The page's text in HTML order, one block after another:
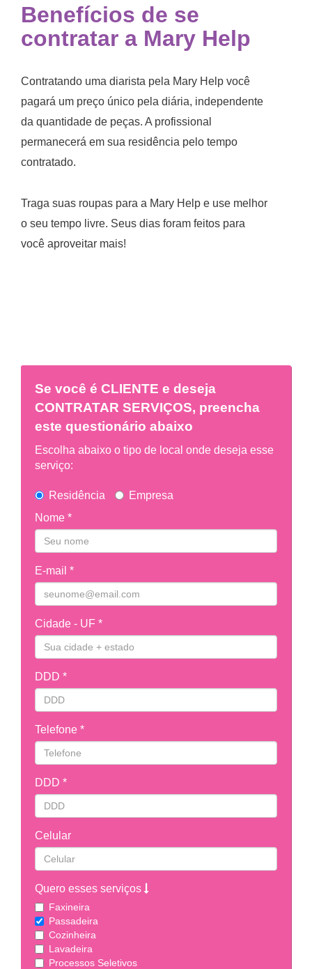
Benefícios de se
contratar a Mary Help
Contratando uma diarista pela Mary Help você
pagará um preço único pela diária, independente
da quantidade de peças. A profissional
permanecerá em sua residência pelo tempo
contratado.
Traga suas roupas para a Mary Help e use melhor
o seu tempo livre. Seus dias foram feitos para
você aproveitar mais!
Se você é CLIENTE e deseja
CONTRATAR SERVIÇOS, preencha
este questionário abaixo
Escolha abaixo o tipo de local onde deseja esse
serviço:
Residência
Empresa
Nome *
E-mail *
Cidade - UF *
DDD *
Telefone *
DDD *
Celular
Quero esses serviços
Faxineira
Passadeira
Cozinheira
Lavadeira
Processos Seletivos